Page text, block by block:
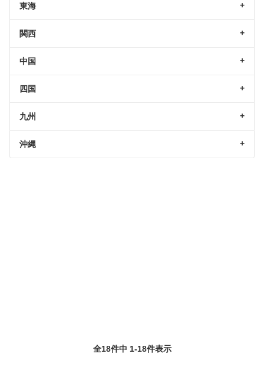
東海
関西
中国
四国
九州
沖縄
全18件中 1-18件表示